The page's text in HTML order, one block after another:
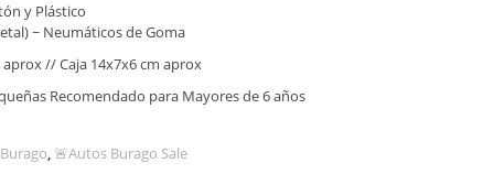
y Plástico
~ Neumáticos de Goma
// Caja 14x7x6 cm aprox
Recomendado para Mayores de 6 años
, 🚨Autos Burago Sale